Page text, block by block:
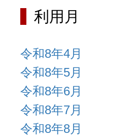
利用月
令和8年4月
令和8年5月
令和8年6月
令和8年7月
令和8年8月